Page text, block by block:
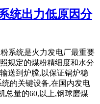
统出力低原因分
系统是火力发电厂最重要
规定的煤粉精细度和水分
送到炉膛,以保证锅炉稳
的关键设备,在国内发电
总量的60,以上,钢球磨煤